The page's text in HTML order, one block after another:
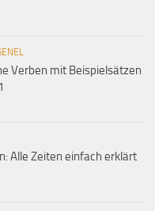
Verben mit Beispielsätzen
Alle Zeiten einfach erklärt